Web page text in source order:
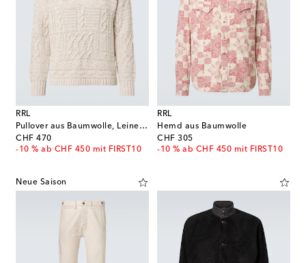
RRL
Pullover aus Baumwolle, Leinen und Seide
CHF 470
original price
-10 % ab CHF 450 mit FIRST10
RRL
Hemd aus Baumwolle
CHF 305
original price
-10 % ab CHF 450 mit FIRST10
Neue Saison